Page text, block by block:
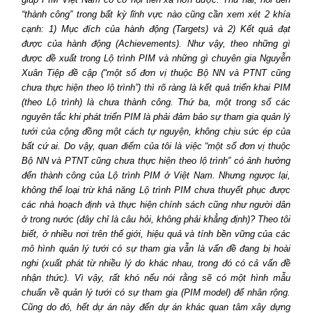
“thành công” trong bất kỳ lĩnh vực nào cũng cần xem xét 2 khía
cạnh: 1) Mục đích của hành động (Targets) và 2) Kết quả đạt
được của hành động (Achievements). Như vậy, theo những gì
được đề xuất trong Lộ trình PIM và những gì chuyên gia Nguyễn
Xuân Tiệp đề cập (“một số đơn vị thuộc Bộ NN và PTNT cũng
chưa thực hiện theo lộ trình”) thì rõ ràng là kết quả triển khai PIM
(theo Lộ trình) là chưa thành công. Thứ ba, một trong số các
nguyên tắc khi phát triển PIM là phải đảm bảo sự tham gia quản lý
tưới của cộng đồng một cách tự nguyện, không chịu sức ép của
bất cứ ai. Do vậy, quan điểm của tôi là việc “một số đơn vị thuộc
Bộ NN và PTNT cũng chưa thực hiện theo lộ trình” có ảnh hưởng
đến thành công của Lộ trình PIM ở Việt Nam. Nhưng ngược lại,
không thể loại trừ khả năng Lộ trình PIM chưa thuyết phục được
các nhà hoạch định và thực hiện chính sách cũng như người dân
ở trong nước (đây chỉ là câu hỏi, không phải khẳng định)? Theo tôi
biết, ở nhiều nơi trên thế giới, hiệu quả và tính bền vững của các
mô hình quản lý tưới có sự tham gia vẫn là vấn đề đang bị hoài
nghi (xuất phát từ nhiều lý do khác nhau, trong đó có cả vấn đề
nhận thức). Vì vậy, rất khó nếu nói rằng sẽ có một hình mẫu
chuẩn về quản lý tưới có sự tham gia (PIM model) để nhân rộng.
Cũng do đó, hết dự án này đến dự án khác quan tâm xây dựng